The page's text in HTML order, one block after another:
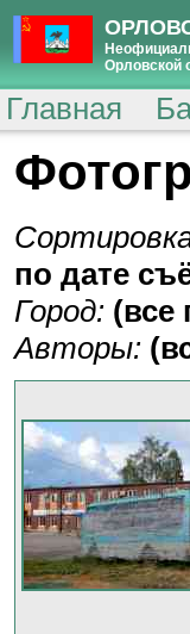
Орловской
Главная
по дате
Город: (все
Авторы: